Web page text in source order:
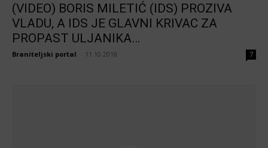
(VIDEO) BORIS MILETIĆ (IDS) PROZIVA
VLADU, A IDS JE GLAVNI KRIVAC ZA
PROPAST ULJANIKA…
Braniteljski portal 11.10.2018 7